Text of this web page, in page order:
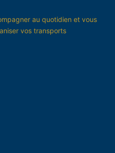
au quotidien et vous
vos transports